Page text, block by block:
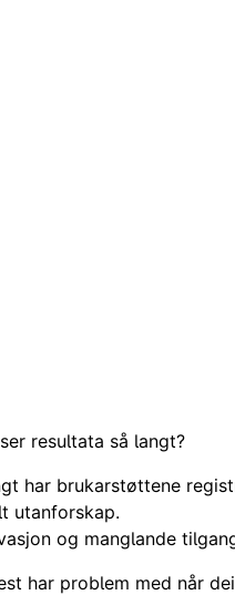
resultata så langt?
har brukarstøttene
utanforskap.
og manglande
har problem med når